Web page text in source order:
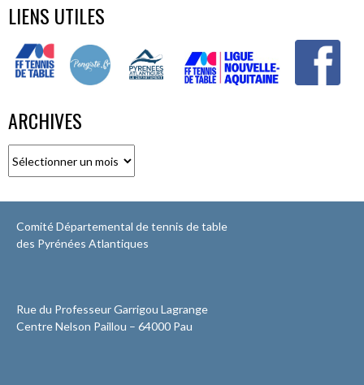
LIENS UTILES
ARCHIVES
Comité Départemental de tennis de table
des Pyrénées Atlantiques
Rue du Professeur Garrigou Lagrange
Centre Nelson Paillou – 64000 Pau